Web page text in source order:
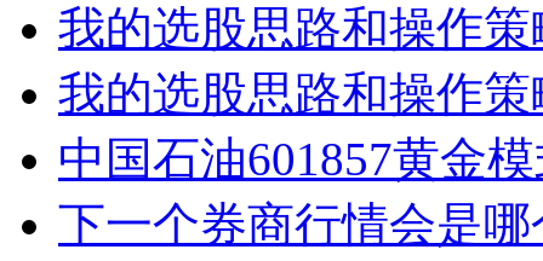
我的选股思路和操作策
我的选股思路和操作策
中国石油601857黄金
下一个券商行情会是